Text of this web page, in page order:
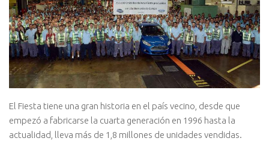
El Fiesta tiene una gran historia en el país vecino, desde que
empezó a fabricarse la cuarta generación en 1996 hasta la
actualidad, lleva más de 1,8 millones de unidades vendidas.